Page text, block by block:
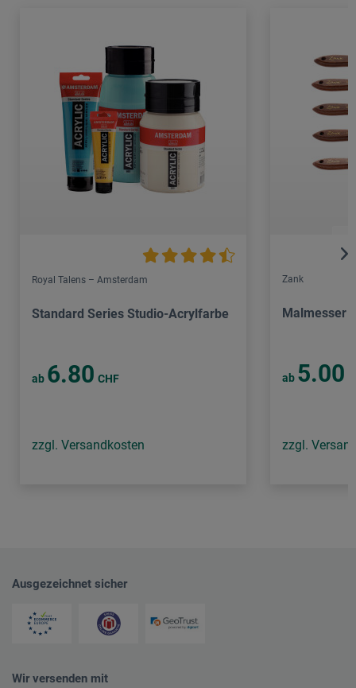
Royal Talens – Amsterdam
Standard Series Studio-Acrylfarbe
ab 6.80 CHF
zzgl. Versandkosten
Zank
Malmesser
ab 5.00
zzgl.
Ausgezeichnet sicher
Wir versenden mit